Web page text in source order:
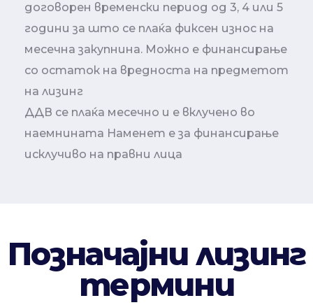
договорен временски период од 3, 4 или 5
години за што се плаќа фиксен износ на
месечна закупнина. Можно е финансирање
со остаток на вредноста на предметот
на лизинг
ДДВ се плаќа месечно и е вклучено во
наемнината Наменет е за финансирање
исклучиво на правни лица
Позначајни лизинг
термини